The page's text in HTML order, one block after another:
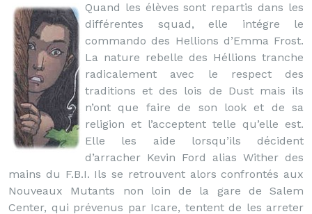
Quand les élèves sont repartis dans les
différentes squad, elle intégre le
commando des Hellions d’Emma Frost.
La nature rebelle des Héllions tranche
radicalement avec le respect des
traditions et des lois de Dust mais ils
n’ont que faire de son look et de sa
religion et l’acceptent telle qu’elle est.
Elle les aide lorsqu’ils décident
d’arracher Kevin Ford alias Wither des
mains du F.B.I. Ils se retrouvent alors confrontés aux
Nouveaux Mutants non loin de la gare de Salem
Center, qui prévenus par Icare, tentent de les arreter